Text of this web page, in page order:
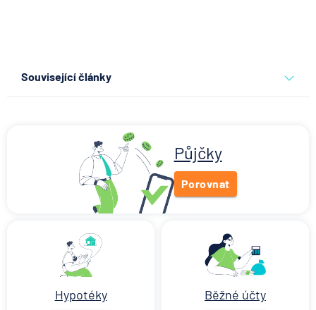
Související články
7.8.2026
ČNB ponechala úroky,
klíčový je ale výhled inflace
Hypotéka
Partners Banka spouští
Půjčky
Porovnat
Hypotéky Běžné účty